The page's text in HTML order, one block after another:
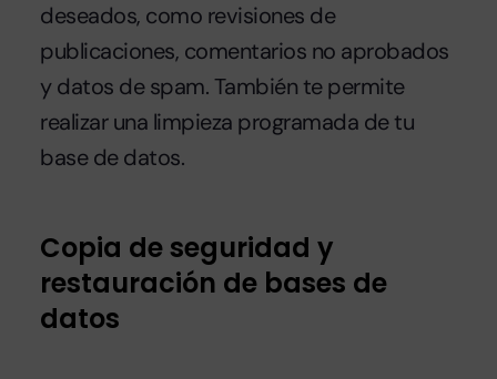
deseados, como revisiones de
publicaciones, comentarios no aprobados
y datos de spam. También te permite
realizar una limpieza programada de tu
base de datos.
Copia de seguridad y
restauración de bases de
datos